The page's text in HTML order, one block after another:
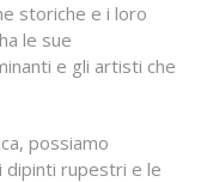
storiche e i loro
le sue
e gli artisti che
possiamo
dipinti rupestri e le